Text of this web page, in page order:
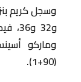
(90+1).